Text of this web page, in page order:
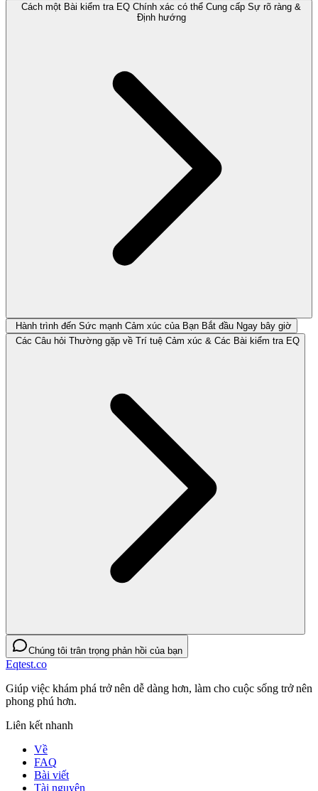
Cách một Bài kiểm tra EQ Chính xác có thể Cung cấp Sự rõ ràng &
Định hướng
Hành trình đến Sức mạnh Cảm xúc của Bạn Bắt đầu Ngay bây giờ
Các Câu hỏi Thường gặp về Trí tuệ Cảm xúc & Các Bài kiểm tra EQ
Chúng tôi trân trọng phản hồi của bạn
Eqtest.co
Giúp việc khám phá trở nên dễ dàng hơn, làm cho cuộc sống trở nên
phong phú hơn.
Liên kết nhanh
Về
FAQ
Bài viết
Tài nguyên